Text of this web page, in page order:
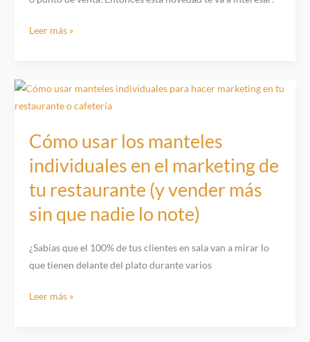
Novedad
vaina
con
cinta
de
o
con
su
Leer más »
Cómo usar los manteles
individuales en el marketing de
tu restaurante (y vender más
sin que nadie lo note)
¿Sabías que el 100% de tus clientes en sala van a mirar lo
que tienen delante del plato durante varios
Cómo
Leer más »